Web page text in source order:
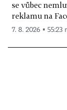
se vůbec
reklamu na
7. 8. 2026 ▪ 55:23